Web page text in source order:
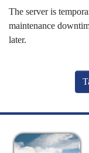
The server is
maintenance
later.